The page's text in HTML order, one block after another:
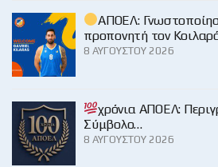
ΑΠΟΕΛ:
προπονητή τον
8 ΑΥΓΟΎΣΤΟΥ 2026
χρόνια ΑΠΟΕΛ:
Σύμβολο…
8 ΑΥΓΟΎΣΤΟΥ 2026